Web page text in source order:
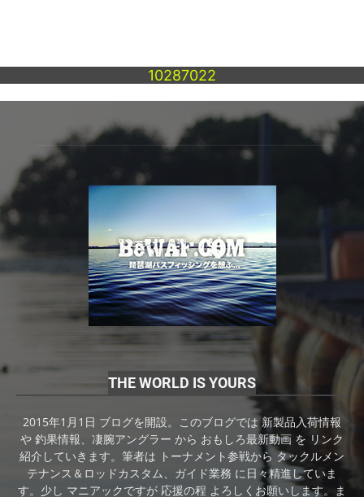
10287022
THE WORLD IS YOURS
2015年1月1日 ブログを開設。このブログでは 新製品入荷情報
や 釣果情報、凄腕アングラー から おもしろ最新動画 を リンク
紹介していきます。筆者は トーナメント参戦から タックルメン
テナンス＆ロッドカスタム、ガイド業務 に日々精進していま
す。少し マニアックですが 応援の程 よろしくお願いします。ま